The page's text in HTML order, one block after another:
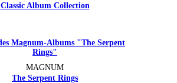
Classic Album Collection
MAGNUM
The Serpent Rings